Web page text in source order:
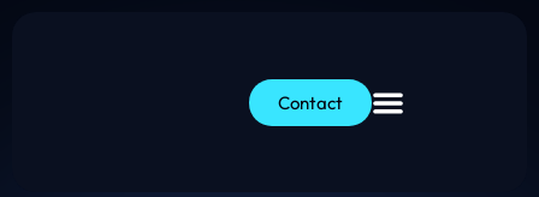
Contact